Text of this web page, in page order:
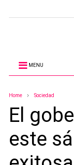
MENU
Home Sociedad
El
este